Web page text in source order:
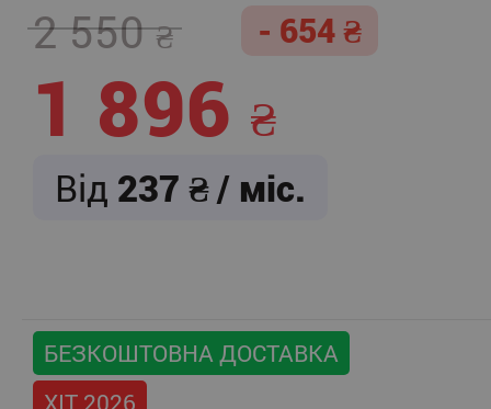
2 550 - 654
1 896
Від 237 / міс.
БЕЗКОШТОВНА ДОСТАВКА
ХІТ 2026